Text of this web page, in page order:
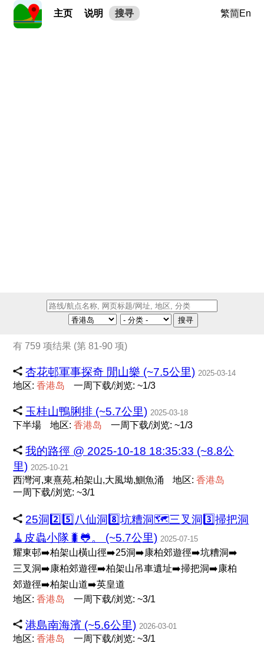
主页 说明 搜寻 繁简En
搜寻
有 759 项结果 (第 81-90 项)
杏花邨軍事探奇 閒山樂 (~7.5公里) 2025-03-14
地区:香港岛 一周下载/浏览: ~1/3
玉桂山鴨脷排 (~5.7公里) 2025-03-18
下半場 地区:香港岛 一周下载/浏览: ~1/3
我的路徑 @ 2025-10-18 18:35:33 (~8.8公
里) 2025-10-21
西灣河,東熹苑,柏架山,大風坳,鰂魚涌 地区:香港岛
一周下载/浏览: ~3/1
25洞2️⃣5️⃣八仙洞8️⃣坑糟洞🗺三叉洞3️⃣掃把洞
🧹皮蟲小隊🐛🐸。 (~5.7公里) 2025-07-15
耀東邨➡️柏架山橫山徑➡️25洞➡️康柏郊遊徑➡️坑糟洞➡️
三叉洞➡️康柏郊遊徑➡️柏架山吊車遺址➡️掃把洞➡️康柏
郊遊徑➡️柏架山道➡️英皇道
地区:香港岛 一周下载/浏览: ~3/1
港島南海濱 (~5.6公里) 2026-03-01
地区:香港岛 一周下载/浏览: ~3/1